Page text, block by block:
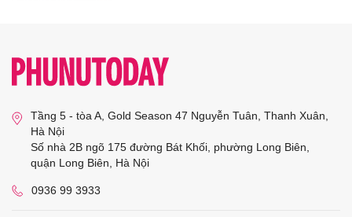
Tầng 5 - tòa A, Gold Season 47 Nguyễn Tuân, Thanh Xuân,
Hà Nội
Số nhà 2B ngõ 175 đường Bát Khối, phường Long Biên,
quận Long Biên, Hà Nội
0936 99 3933